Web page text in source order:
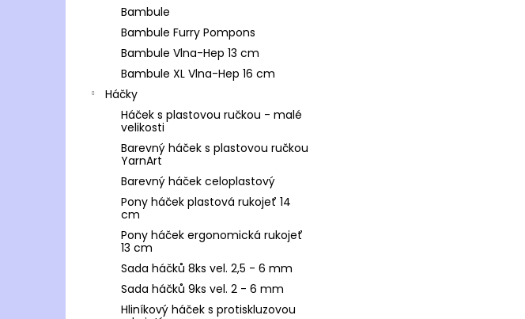
Bambule
Bambule Furry Pompons
Bambule Vlna-Hep 13 cm
Bambule XL Vlna-Hep 16 cm
Háčky
Háček s plastovou ručkou - malé
velikosti
Barevný háček s plastovou ručkou
YarnArt
Barevný háček celoplastový
Pony háček plastová rukojeť 14
cm
Pony háček ergonomická rukojeť
13 cm
Sada háčků 8ks vel. 2,5 - 6 mm
Sada háčků 9ks vel. 2 - 6 mm
Hliníkový háček s protiskluzovou